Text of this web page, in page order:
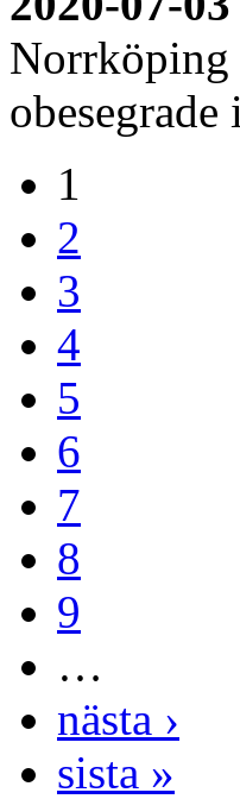
Norrköping
obesegrade
1
2
3
4
5
6
7
8
9
…
nästa ›
sista »